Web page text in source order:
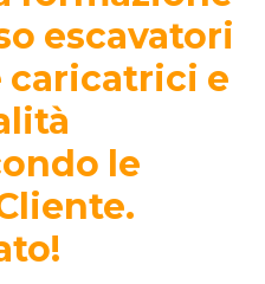
escavatori
caricatrici e
le